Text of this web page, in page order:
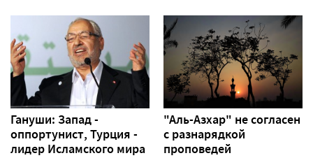
Гануши: Запад -
оппортунист, Турция -
лидер Исламского мира
"Аль-Азхар" не согласен
с разнарядкой
проповедей